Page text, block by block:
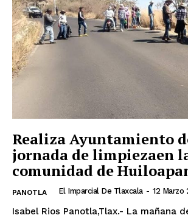
Realiza Ayuntamiento
jornada de limpiezaen
comunidad de
PANOTLA El Imparcial De Tlaxcala - 12 Marzo
Isabel Rios Panotla,Tlax.- La mañana de este sábado 11